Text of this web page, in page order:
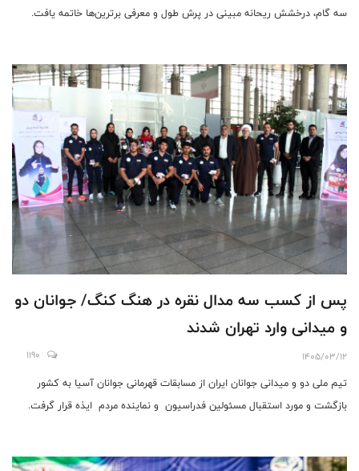
سه گام، درخشش ریحانه مبینی در پرش طول و معرفی برترین‌ها خاتمه یافت.
پس از کسب سه مدال نقره در هنگ کنگ/ جوانان دو
و میدانی وارد تهران شدند
1405/03/12
1190
تیم ملی دو و میدانی جوانان ایران از مسابقات قهرمانی جوانان آسیا به کشور
بازگشت و مورد استقبال مسئولین فدراسیون و نماینده مردم ایذه قرار گرفت.